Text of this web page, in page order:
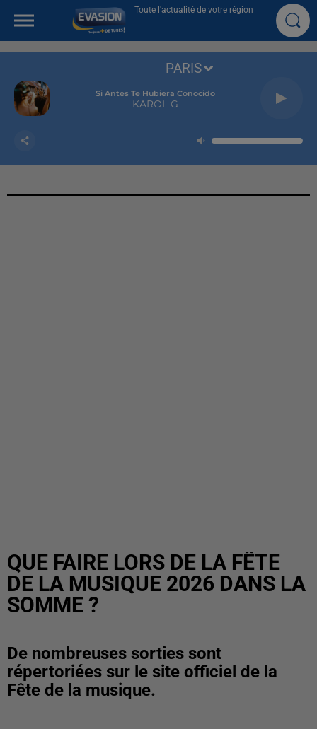
Toute l'actualité de votre région
Si Antes Te Hubiera Conocido
KAROL G
PARIS
QUE FAIRE LORS DE LA FÊTE
DE LA MUSIQUE 2026 DANS LA
SOMME ?
De nombreuses sorties sont
répertoriées sur le site officiel de la
Fête de la musique.